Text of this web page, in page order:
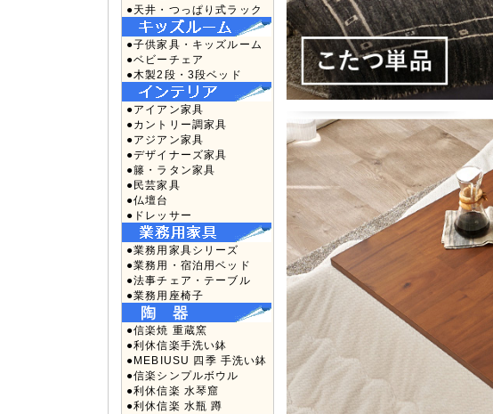
●天井・つっぱり式ラック
●子供家具・キッズルーム
●ベビーチェア
●木製2段・3段ベッド
●アイアン家具
●カントリー調家具
●アジアン家具
●デザイナーズ家具
●籐・ラタン家具
●民芸家具
●仏壇台
●ドレッサー
●業務用家具シリーズ
●業務用・宿泊用ベッド
●法事チェア・テーブル
●業務用座椅子
●信楽焼 重蔵窯
●利休信楽手洗い鉢
●MEBIUSU 四季 手洗い鉢
●信楽シンプルボウル
●利休信楽 水琴窟
●利休信楽 水瓶 蹲